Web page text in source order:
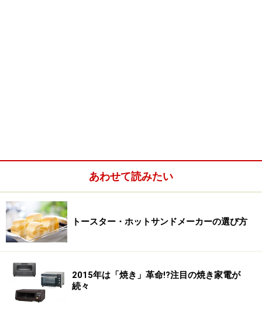
あわせて読みたい
トースター・ホットサンドメーカーの選び方
2015年は「焼き」革命!?注目の焼き家電が
続々